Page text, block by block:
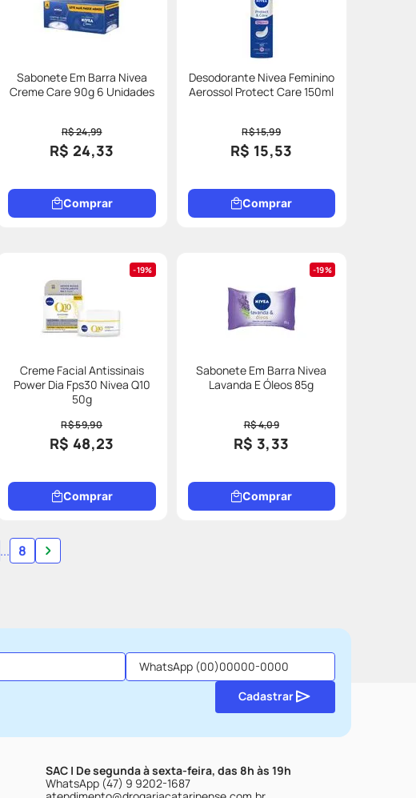
Sabonete Em Barra Nivea
Creme Care 90g 6 Unidades
R$ 24,99
R$ 24,33
Comprar
Desodorante Nivea Feminino
Aerossol Protect Care 150ml
R$ 15,99
R$ 15,53
Comprar
19%
Creme Facial Antissinais
Power Dia Fps30 Nivea Q10
50g
R$ 59,90
R$ 48,23
Comprar
19%
Sabonete Em Barra Nivea
Lavanda E Óleos 85g
R$ 4,09
R$ 3,33
Comprar
... 8
Cadastrar
SAC | De segunda à sexta-feira, das 8h às 19h
WhatsApp (47) 9 9202-1687